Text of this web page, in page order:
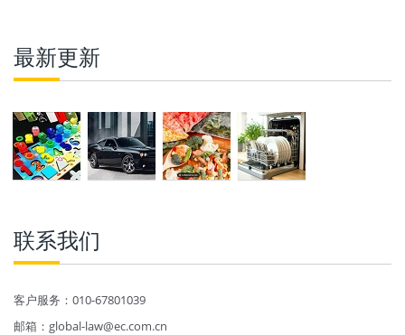
最新更新
联系我们
客户服务：010-67801039
邮箱：global-law@ec.com.cn